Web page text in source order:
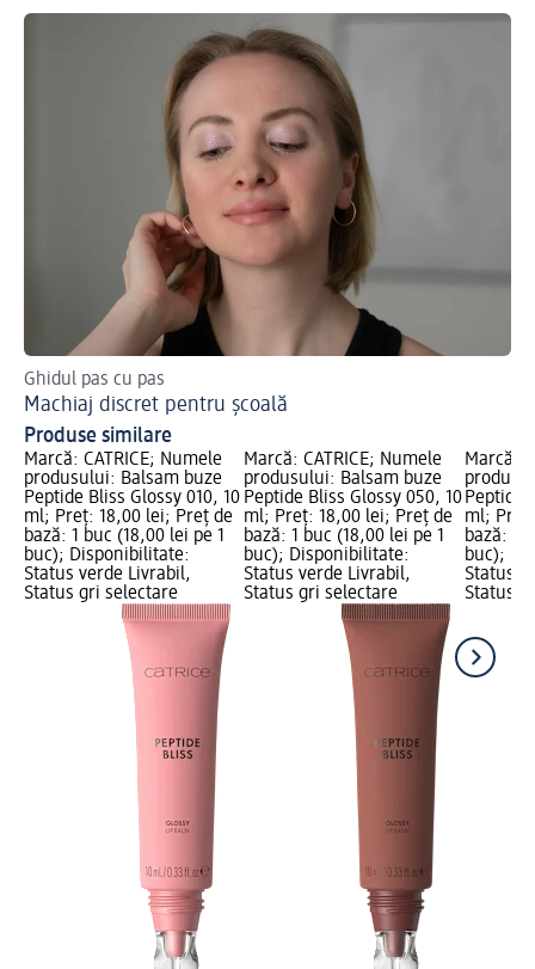
Ghidul pas cu pas
Machiaj discret pentru școală
Produse similare
Marcă: CATRICE; Numele
produsului: Balsam buze
Peptide Bliss Glossy 010, 10
ml; Preț: 18,00 lei; Preț de
bază: 1 buc (18,00 lei pe 1
buc); Disponibilitate:
Status verde Livrabil,
Status gri selectare
Marcă: CATRICE; Numele
produsului: Balsam buze
Peptide Bliss Glossy 050, 10
ml; Preț: 18,00 lei; Preț de
bază: 1 buc (18,00 lei pe 1
buc); Disponibilitate:
Status verde Livrabil,
Status gri selectare
Marcă:
Peptide
ml;
bază: 1
buc);
Status
Status